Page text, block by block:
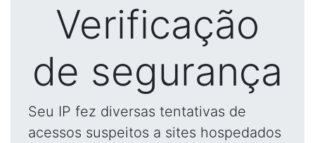
Verificação
de segurança
Seu IP fez diversas tentativas de
acessos suspeitos a sites hospedados